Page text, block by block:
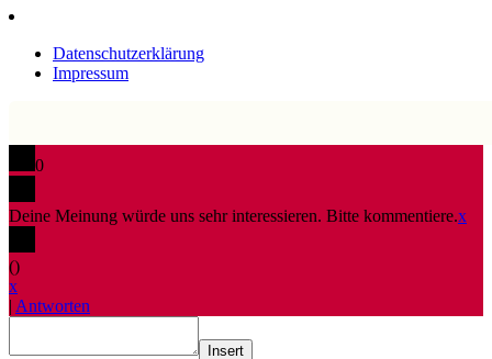
Datenschutzerklärung
Impressum
0
Deine Meinung würde uns sehr interessieren. Bitte kommentiere.x
()
x
| Antworten
Insert